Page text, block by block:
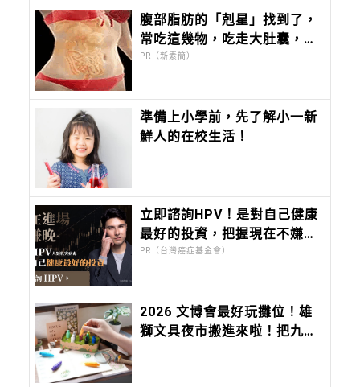
腹部脂肪的「剋星」找到了，
常吃這幾物，吃走大肚囊，瘦
出小蠻腰
PR（新素簡）
準備上小學前，先了解小一新
鮮人的在校生活！
立即諮詢HPV！是對自己健康
最好的投資，把握現在不嫌
晚！
PR（台灣癌症基金會）
2026 文博會最好玩攤位！雄
獅文具夜市搬進來啦！把九層